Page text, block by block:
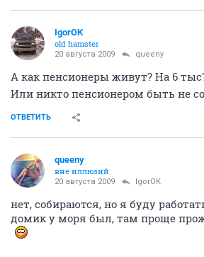
IgorOK
old hamster
20 августа 2009 queeny
А как пенсионеры живут? На 6
Или никто пенсионером быть не
ОТВЕТИТЬ
queeny
вне иллюзий
20 августа 2009 IgorOK
нет, собираются, но я буду
домик у моря был, там проще